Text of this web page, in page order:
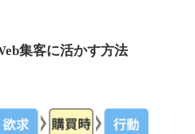
集客に活かす方法